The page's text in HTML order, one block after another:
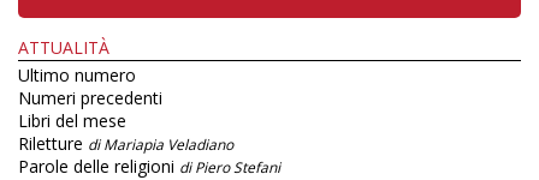
ATTUALITÀ
Ultimo numero
Numeri precedenti
Libri del mese
Riletture di Mariapia Veladiano
Parole delle religioni di Piero Stefani